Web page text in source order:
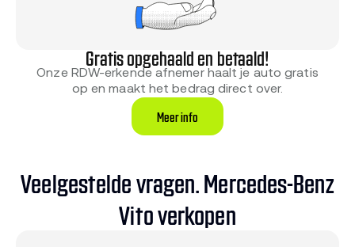
Gratis opgehaald en betaald!
Onze RDW-erkende afnemer haalt je auto gratis
op en maakt het bedrag direct over.
Meer info
Veelgestelde vragen. Mercedes-Benz
Vito verkopen